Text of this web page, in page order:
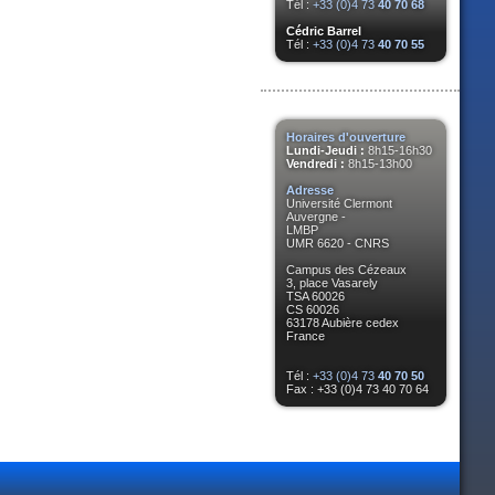
Tél : +33 (0)4 73 40 70 68
Cédric Barrel
Tél : +33 (0)4 73 40 70 55
Horaires d'ouverture
Lundi-Jeudi : 8h15-16h30
Vendredi : 8h15-13h00
Adresse
Université Clermont
Auvergne -
LMBP
UMR 6620 - CNRS
Campus des Cézeaux
3, place Vasarely
TSA 60026
CS 60026
63178 Aubière cedex
France
Tél : +33 (0)4 73 40 70 50
Fax : +33 (0)4 73 40 70 64